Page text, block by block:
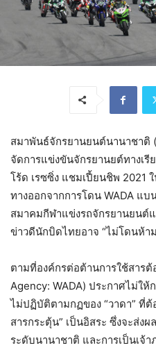
สมาพันธ์จักรยานยนต์นานาชาติ
จัดการแข่งขันจักรยานยต์ทางเรี
โร้ด เรซซิ่ง แชมเปี้ยนชิพ 2021
ทางออกจากการโดน WADA แบ
สมาคมกีฬาแข่งรถจักรยานยนต์
ข่าวดีนักบิดไทยอาจ “ไม่โดนห้า
ตามที่องค์กรต่อต้านการใช้สาร
Agency: WADA) ประกาศไม่ให้
ไม่ปฏิบัติตามกฏของ “วาดา” ที่ต้
สารกระตุ้น” เป็นอิสระ ซึ่งจะส่ง
ระดับนานาชาติ และการเป็นเจ้